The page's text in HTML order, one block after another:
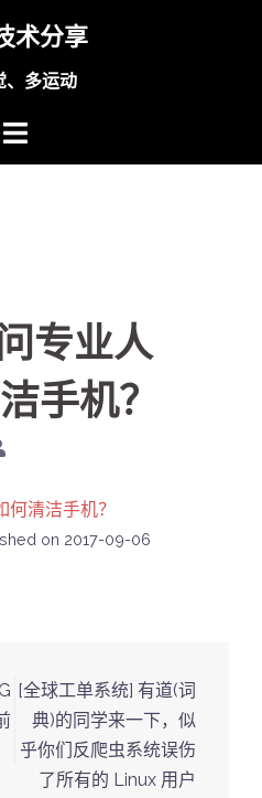
术分享
、多运动
专业人
手机？
清洁手机？
on 2017-09-06
[全球工单系统] 有道(词
典)的同学来一下，似
乎你们反爬虫系统误伤
了所有的 Linux 用户